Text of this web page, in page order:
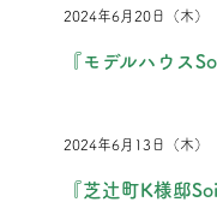
2024年6月20日（木）
『モデルハウス
2024年6月13日（木）
『芝辻町K様邸